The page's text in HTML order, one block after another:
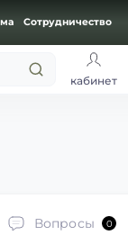
Сотрудничество
кабинет
Вопросы 0